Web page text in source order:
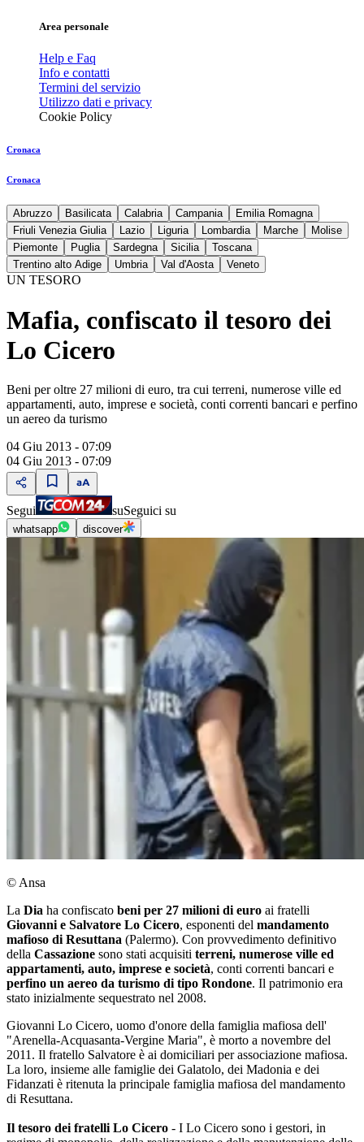
Area personale
Help e Faq
Info e contatti
Termini del servizio
Utilizzo dati e privacy
Cookie Policy
Cronaca
Cronaca
Abruzzo Basilicata Calabria Campania
Emilia Romagna
Friuli Venezia Giulia
Lazio Liguria Lombardia Marche
Molise
Piemonte
Puglia Sardegna Sicilia
Toscana
Trentino alto Adige
Umbria Val d'Aosta Veneto
UN TESORO
Mafia, confiscato il tesoro dei
Lo Cicero
Beni per oltre 27 milioni di euro, tra cui terreni, numerose ville ed
appartamenti, auto, imprese e società, conti correnti bancari e perfino
un aereo da turismo
04 Giu 2013 - 07:09
04 Giu 2013 - 07:09
Segui suSeguici su
whatsapp discover
© Ansa
La Dia ha confiscato beni per 27 milioni di euro ai fratelli
Giovanni e Salvatore Lo Cicero, esponenti del mandamento
mafioso di Resuttana (Palermo). Con provvedimento definitivo
della Cassazione sono stati acquisiti terreni, numerose ville ed
appartamenti, auto, imprese e società, conti correnti bancari e
perfino un aereo da turismo di tipo Rondone. Il patrimonio era
stato inizialmente sequestrato nel 2008.
Giovanni Lo Cicero, uomo d'onore della famiglia mafiosa dell'
"Arenella-Acquasanta-Vergine Maria", è morto a novembre del
2011. Il fratello Salvatore è ai domiciliari per associazione mafiosa.
La loro, insieme alle famiglie dei Galatolo, dei Madonia e dei
Fidanzati è ritenuta la principale famiglia mafiosa del mandamento
di Resuttana.
Il tesoro dei fratelli Lo Cicero - I Lo Cicero sono i gestori, in